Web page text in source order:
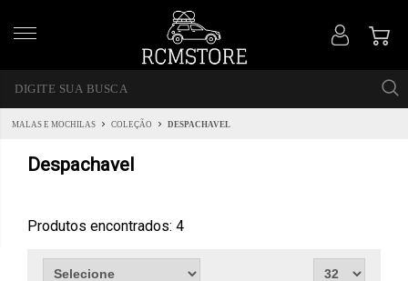
MALAS E MOCHILAS COLEÇÃO DESPACHAVEL
Despachavel
Produtos encontrados: 4